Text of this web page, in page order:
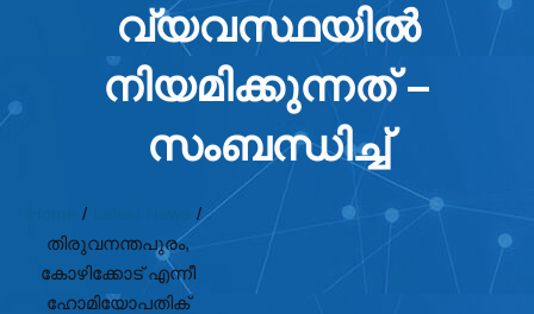
വ്യവസ്ഥയിൽ
നിയമിക്കുന്നത് –
സംബന്ധിച്ച്
/
/
തിരുവനന്തപുരം,
കോഴിക്കോട് എന്നീ
ഹോമിയോപതിക്